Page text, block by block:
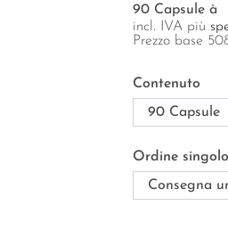
90 Capsule à
incl. IVA più
Prezzo base
Contenuto
Ordine